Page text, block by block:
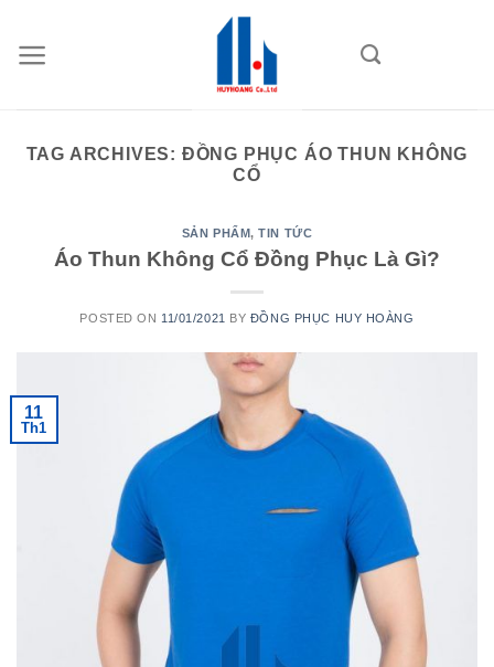
content
TAG ARCHIVES: ĐỒNG PHỤC ÁO THUN KHÔNG
CỔ
SẢN PHẨM,TIN TỨC
Áo Thun Không Cổ Đồng Phục Là Gì?
POSTED ON 11/01/2021 BY ĐỒNG PHỤC HUY HOÀNG
11
Th1